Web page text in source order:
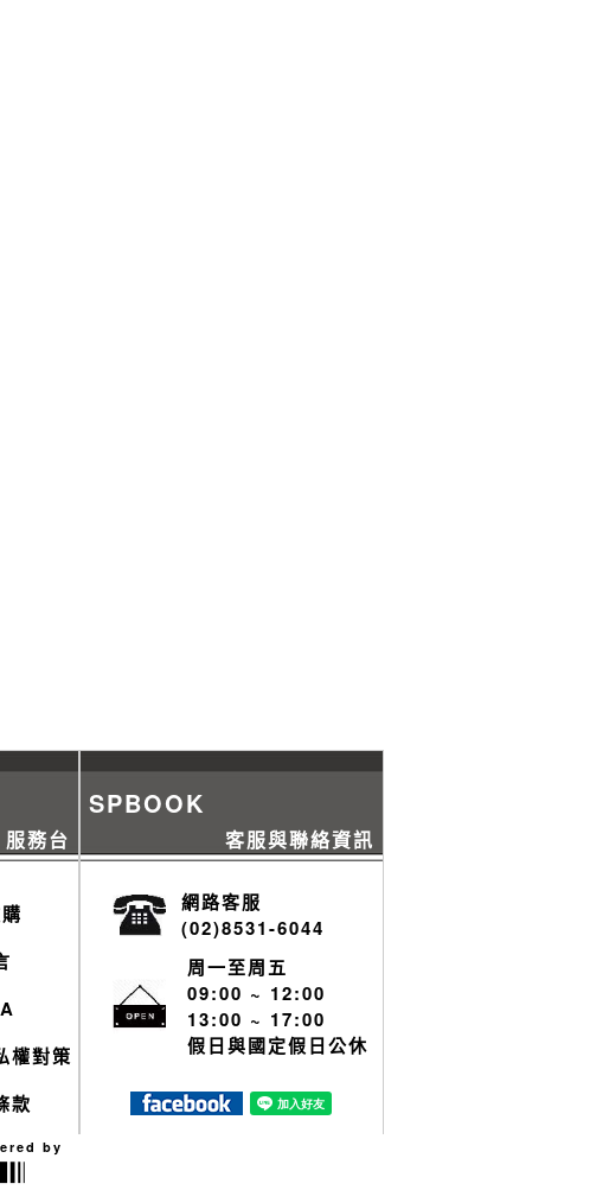
服務台
權對策
款
by
SPBOOK
客服與聯絡資訊
網路客服
(02)8531-6044
周一至周五
09:00 ~ 12:00
13:00 ~ 17:00
假日與國定假日公休